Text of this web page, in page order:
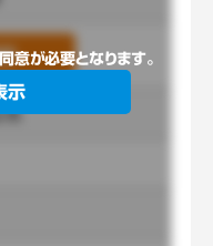
意が必要となります。
示
ス